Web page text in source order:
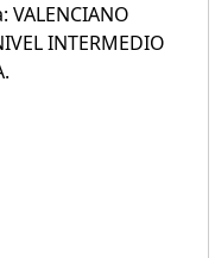
INTERMEDIO